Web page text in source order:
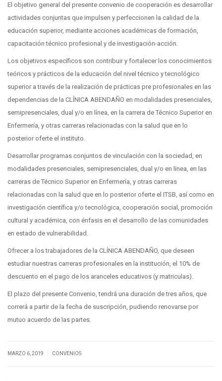
El objetivo general del presente convenio de cooperación es desarrollar
actividades conjuntas que impulsen y perfeccionen la calidad de la
educación superior, mediante acciones académicas de formación,
capacitación técnico profesional y de investigación-acción.
Los objetivos específicos son contribuir y fortalecer los conocimientos
teóricos y prácticos de la educación del nivel técnico y tecnológico
superior a través de la realización de prácticas pre profesionales en las
dependencias de la CLÍNICA ABENDAÑO en modalidades presenciales,
semipresenciales, dual y/o en línea, en la carrera de Técnico Superior en
Enfermería, y otras carreras relacionadas con la salud que en lo
posterior oferte el instituto.
Desarrollar programas conjuntos de vinculación con la sociedad, en
modalidades presenciales, semipresenciales, dual y/o en línea, en las
carreras de Técnico Superior en Enfermería, y otras carreras
relacionadas con la salud que en lo posterior oferte el ITSB, así como en
investigación científica y/o tecnológica, cooperación social, promoción
cultural y académica, con énfasis en el desarrollo de las comunidades
en estado de vulnerabilidad.
Ofrecer a los trabajadores de la CLÍNICA ABENDAÑO, que deseen
estudiar nuestras carreras profesionales en la institución, el 10% de
descuento en el pago de los aranceles educativos (y matriculas).
El plazo del presente Convenio, tendrá una duración de tres años, que
correrá a partir de la fecha de suscripción, pudiendo renovarse por
mutuo acuerdo de las partes.
MARZO 6, 2019 CONVENIOS